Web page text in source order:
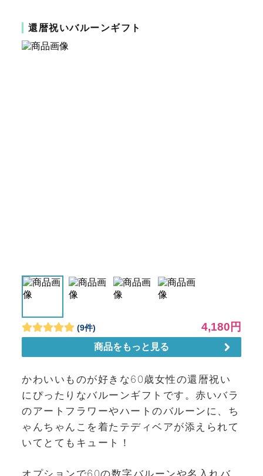
還暦祝いバルーンギフト
かわいいものが好きな60歳女性の還暦祝い
にぴったりなバルーンギフトです。赤いバラ
のアートフラワーやハートのバルーンに、ち
ゃんちゃんこを着たテディベアが添えられて
いてとてもキュート！
オプションで60の数字バルーンや名入れバ